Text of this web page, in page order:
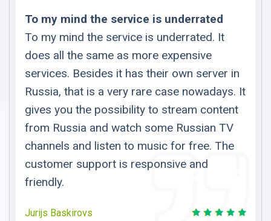
To my mind the service is underrated
To my mind the service is underrated. It
does all the same as more expensive
services. Besides it has their own server in
Russia, that is a very rare case nowadays. It
gives you the possibility to stream content
from Russia and watch some Russian TV
channels and listen to music for free. The
customer support is responsive and
friendly.
Jurijs Baskirovs